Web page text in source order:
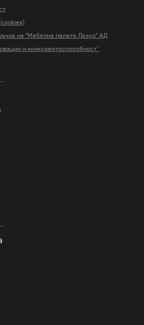
на "Мебелна палата Лазур" АД
и конкурентоспособност“